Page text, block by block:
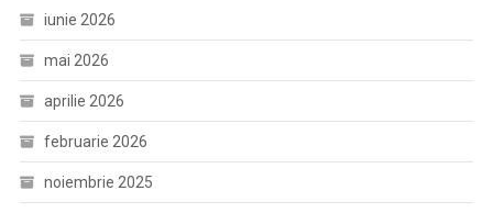
iunie 2026
mai 2026
aprilie 2026
februarie 2026
noiembrie 2025